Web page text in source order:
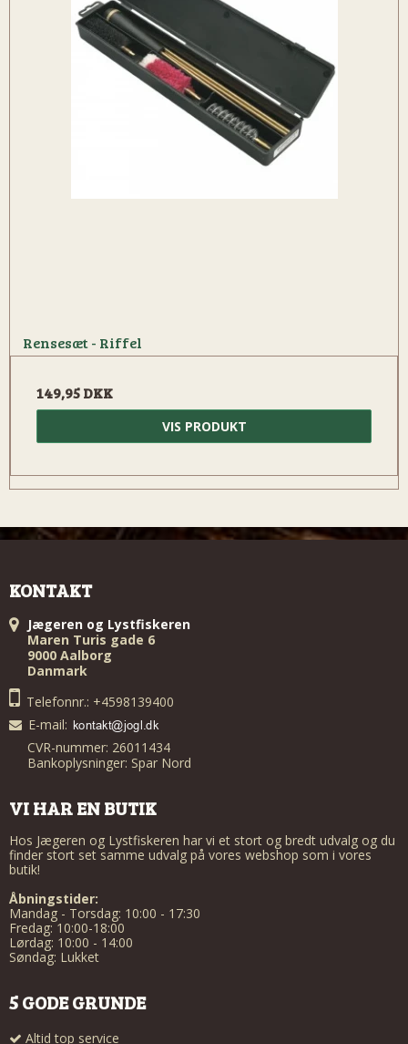
Rensesæt - Riffel
149,95 DKK
VIS PRODUKT
KONTAKT
Jægeren og Lystfiskeren
Maren Turis gade 6
9000 Aalborg
Danmark
Telefonnr.: +4598139400
E-mail:
CVR-nummer: 26011434
Bankoplysninger: Spar Nord
VI HAR EN BUTIK
Hos Jægeren og Lystfiskeren har vi et stort og bredt udvalg og du
finder stort set samme udvalg på vores webshop som i vores
butik!
Åbningstider:
Mandag - Torsdag: 10:00 - 17:30
Fredag: 10:00-18:00
Lørdag: 10:00 - 14:00
Søndag: Lukket
5 GODE GRUNDE
Altid top service